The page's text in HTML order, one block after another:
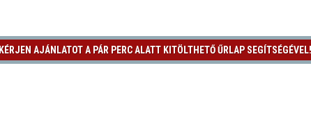
KÉRJEN AJÁNLATOT A PÁR PERC ALATT KITÖLTHETŐ ŰRLAP SEGÍTSÉGÉVEL!